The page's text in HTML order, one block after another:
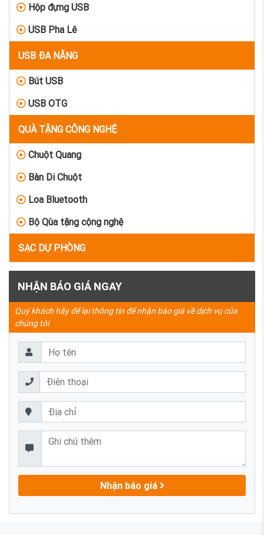
Hộp đựng USB
USB Pha Lê
USB ĐA NĂNG
Bút USB
USB OTG
QUÀ TẶNG CÔNG NGHỆ
Chuột Quang
Bàn Di Chuột
Loa Bluetooth
Bộ Qùa tặng cộng nghệ
SẠC DỰ PHÒNG
NHẬN BÁO GIÁ NGAY
Quý khách hãy để lại thông tin để nhận báo giá về dịch vụ của
chúng tôi
Nhận báo giá